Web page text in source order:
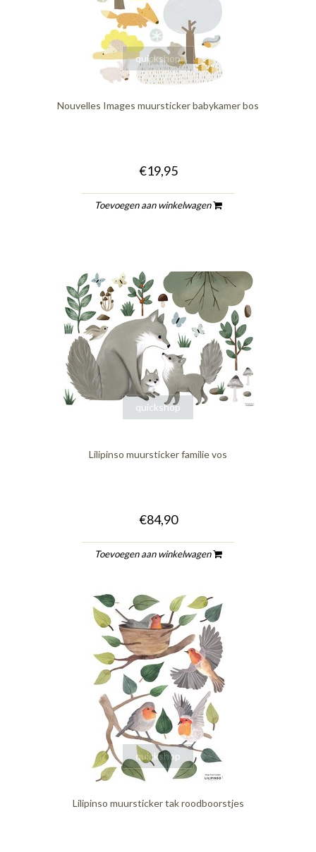
quickshop
Nouvelles Images muursticker babykamer bos
€19,95
Toevoegen aan winkelwagen
quickshop
Lilipinso muursticker familie vos
€84,90
Toevoegen aan winkelwagen
quickshop
Lilipinso muursticker tak roodboorstjes